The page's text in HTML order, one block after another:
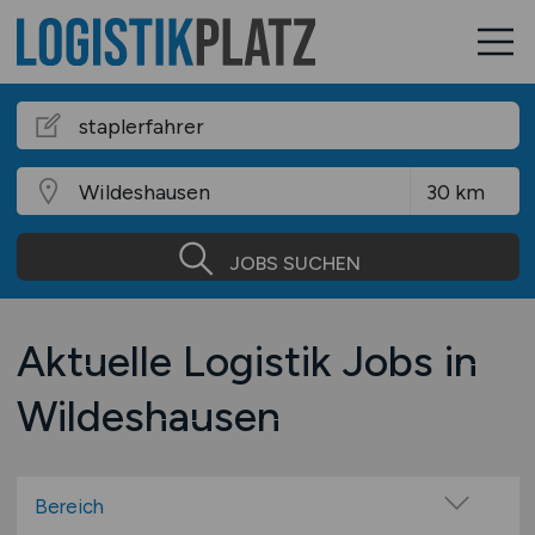
JOBS SUCHEN
Aktuelle Logistik Jobs in
Wildeshausen
Bereich